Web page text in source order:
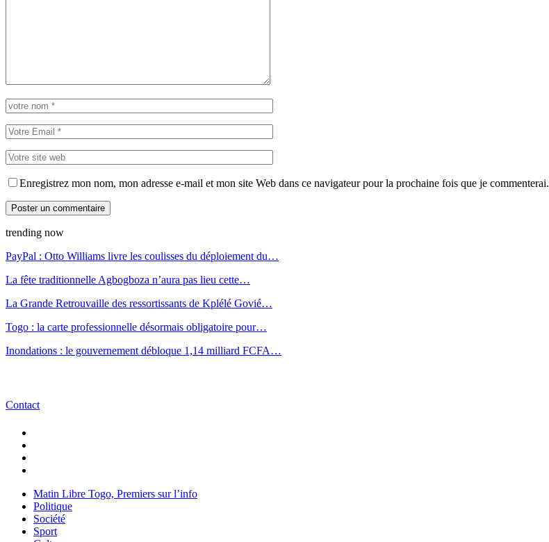
Enregistrez mon nom, mon adresse e-mail et mon site Web dans ce navigateur pour la prochaine fois que je commenterai.
trending now
PayPal : Otto Williams livre les coulisses du déploiement du…
La fête traditionnelle Agbogboza n’aura pas lieu cette…
La Grande Retrouvaille des ressortissants de Kplélé Govié…
Togo : la carte professionnelle désormais obligatoire pour…
Inondations : le gouvernement débloque 1,14 milliard FCFA…
Contact
Matin Libre Togo, Premiers sur l’info
Politique
Société
Sport